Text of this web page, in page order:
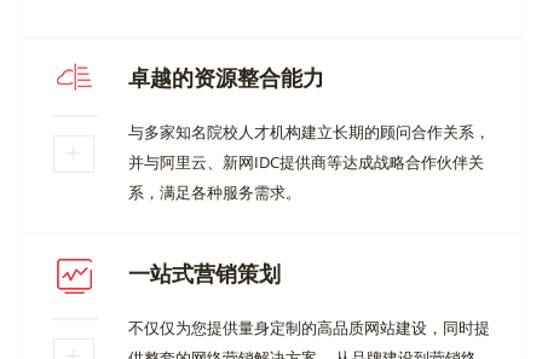
卓越的资源整合能力
与多家知名院校人才机构建立长期的顾问合作关系，
并与阿里云、新网IDC提供商等达成战略合作伙伴关
系，满足各种服务需求。
一站式营销策划
不仅仅为您提供量身定制的高品质网站建设，同时提